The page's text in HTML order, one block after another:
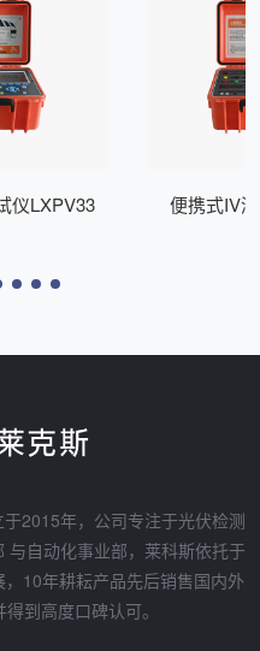
仪LXPV33 便携式IV
2015年，公司专注于光伏检测
自动化事业部，莱科斯依托于
10年耕耘产品先后销售国内外
到高度口碑认可。